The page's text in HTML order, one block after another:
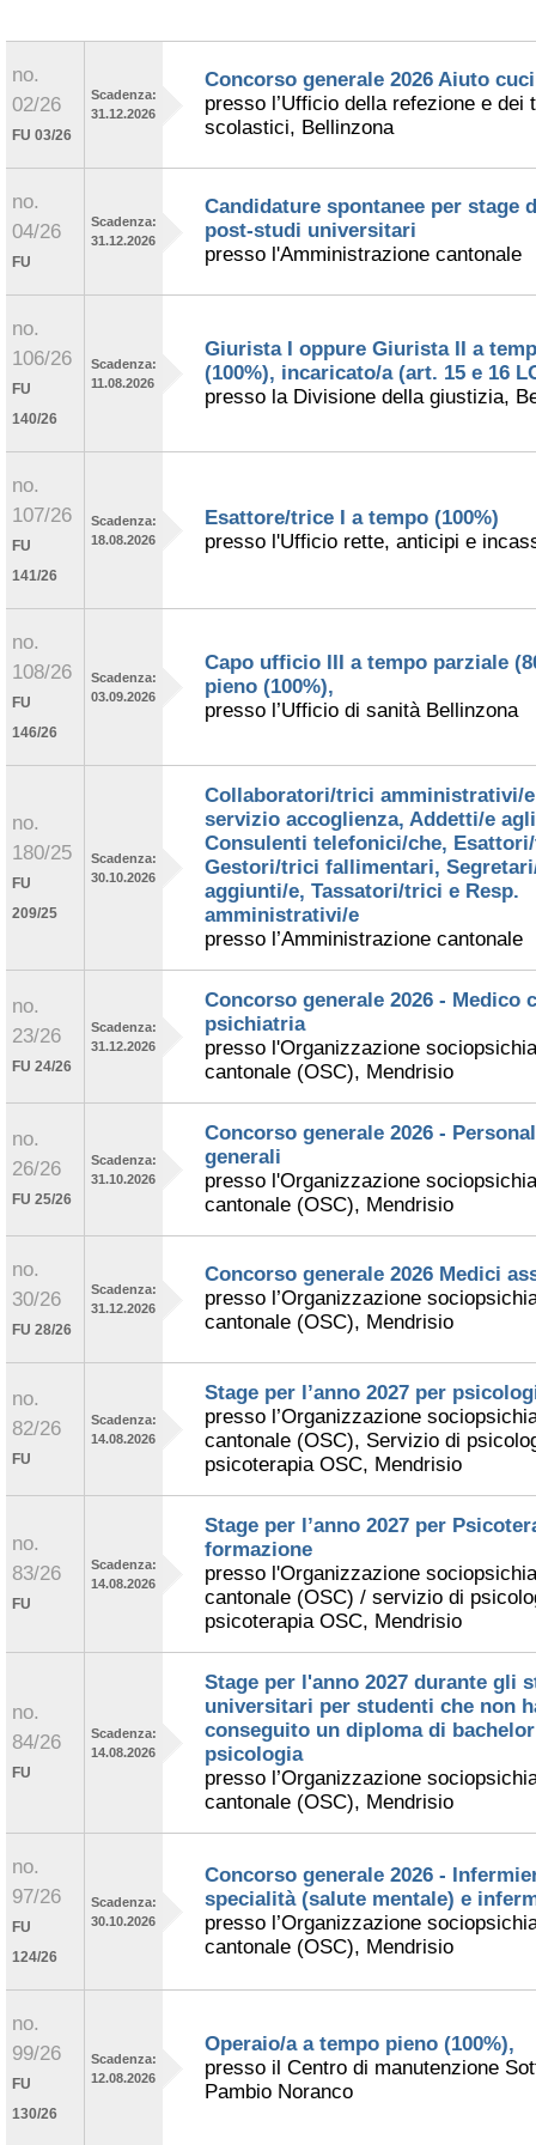
no.
02/26
FU 03/26
Scadenza:
31.12.2026
Concorso generale 2026 Aiuto
presso l’Ufficio della refezione e dei
scolastici, Bellinzona
no.
04/26
FU
Scadenza:
31.12.2026
Candidature spontanee per stage
post-studi universitari
presso l'Amministrazione cantonale
no.
106/26
FU
140/26
Scadenza:
11.08.2026
Giurista I oppure Giurista II a
(100%), incaricato/a (art. 15 e 16
presso la Divisione della giustizia,
no.
107/26
FU
141/26
Scadenza:
18.08.2026
Esattore/trice I a tempo (100%)
presso l'Ufficio rette, anticipi e
no.
108/26
FU
146/26
Scadenza:
03.09.2026
Capo ufficio III a tempo parziale
pieno (100%),
presso l’Ufficio di sanità Bellinzona
no.
180/25
FU
209/25
Scadenza:
30.10.2026
Collaboratori/trici amministrativi/
servizio accoglienza, Addetti/e
Consulenti telefonici/che,
Gestori/trici fallimentari,
aggiunti/e, Tassatori/trici e Resp.
amministrativi/e
presso l’Amministrazione cantonale
no.
23/26
FU 24/26
Scadenza:
31.12.2026
Concorso generale 2026 - Medico
psichiatria
presso l'Organizzazione
cantonale (OSC), Mendrisio
no.
26/26
FU 25/26
Scadenza:
31.10.2026
Concorso generale 2026 -
generali
presso l'Organizzazione
cantonale (OSC), Mendrisio
no.
30/26
FU 28/26
Scadenza:
31.12.2026
Concorso generale 2026 Medici
presso l’Organizzazione
cantonale (OSC), Mendrisio
no.
82/26
FU
Scadenza:
14.08.2026
Stage per l’anno 2027 per
presso l’Organizzazione
cantonale (OSC), Servizio di
psicoterapia OSC, Mendrisio
no.
83/26
FU
Scadenza:
14.08.2026
Stage per l’anno 2027 per
formazione
presso l'Organizzazione
cantonale (OSC) / servizio di
psicoterapia OSC, Mendrisio
no.
84/26
FU
Scadenza:
14.08.2026
Stage per l'anno 2027 durante gli
universitari per studenti che non
conseguito un diploma di
psicologia
presso l’Organizzazione
cantonale (OSC), Mendrisio
no.
97/26
FU
124/26
Scadenza:
30.10.2026
Concorso generale 2026 -
specialità (salute mentale) e
presso l’Organizzazione
cantonale (OSC), Mendrisio
no.
99/26
FU
130/26
Scadenza:
12.08.2026
Operaio/a a tempo pieno (100%),
presso il Centro di manutenzione
Pambio Noranco